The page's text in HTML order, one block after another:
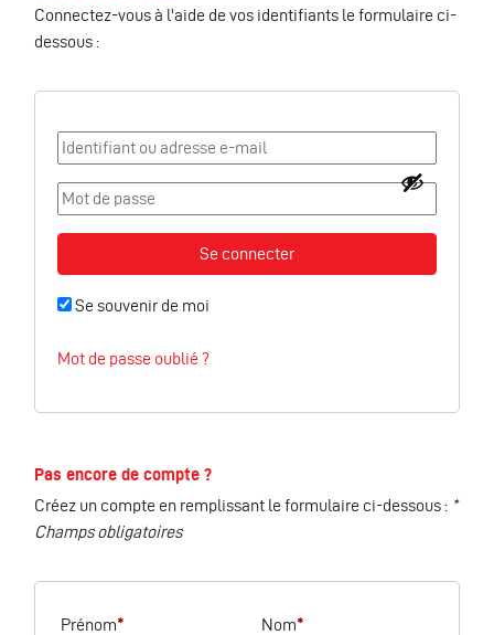
Connectez-vous à l'aide de vos identifiants le formulaire ci-
dessous :
Se souvenir de moi
Mot de passe oublié ?
Pas encore de compte ?
Créez un compte en remplissant le formulaire ci-dessous : *
Champs obligatoires
Prénom* Nom*